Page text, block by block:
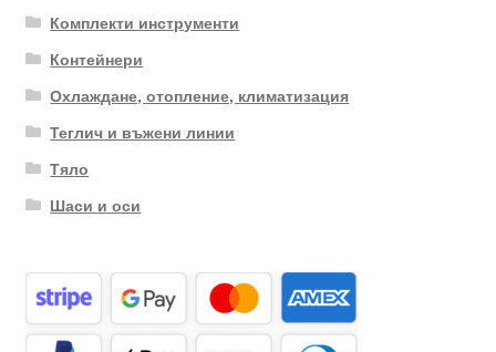
Комплекти инструменти
Контейнери
Охлаждане, отопление, климатизация
Теглич и въжени линии
Тяло
Шаси и оси